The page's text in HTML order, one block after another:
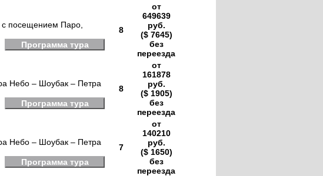
с посещением Паро,
Программа тура
8
от
649639
руб.
($ 7645)
без
переезда
Небо – Шоубак – Петра
Программа тура
8
от
161878
руб.
($ 1905)
без
переезда
Небо – Шоубак – Петра
Программа тура
7
от
140210
руб.
($ 1650)
без
переезда